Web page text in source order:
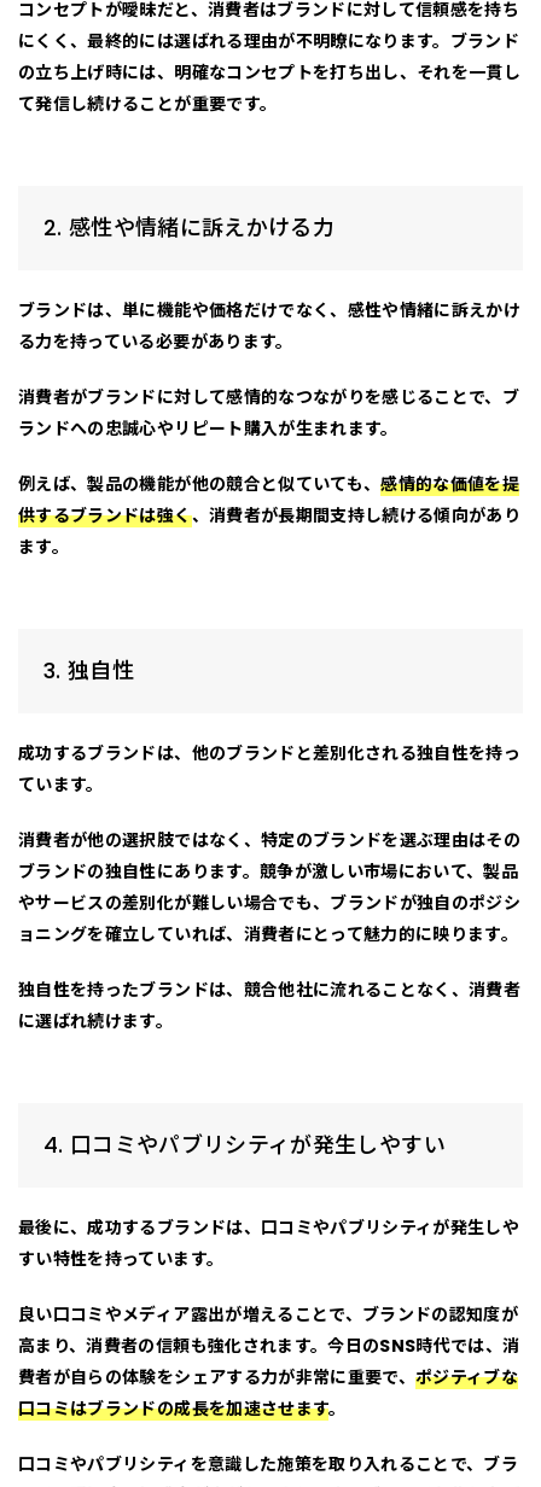
コンセプトが曖昧だと、消費者はブランドに対して信頼感を持ち
にくく、最終的には選ばれる理由が不明瞭になります。ブランド
の立ち上げ時には、 明確なコンセプトを打ち出し、それを一貫し
て発信し続けることが重要です。
2. 感性や情緒に訴えかける力
ブランドは、単に機能や価格だけでなく、 感性や情緒に訴えかけ
る力を持っている必要があります。
消費者がブランドに対して感情的なつながりを感じることで、ブ
ランドへの忠誠心やリピート購入が生まれます。
例えば、製品の機能が他の競合と似ていても、感情的な価値を提
供するブランドは強く、消費者が長期間支持し続ける傾向があり
ます。
3. 独自性
成功するブランドは、 他のブランドと差別化される独自性を持っ
ています。
消費者が他の選択肢ではなく、特定のブランドを選ぶ理由はその
ブランドの独自性にあります。競争が激しい市場において、製品
やサービスの差別化が難しい場合でも、ブランドが独自のポジシ
ョニングを確立していれば、消費者にとって魅力的に映ります。
独自性を持ったブランドは、競合他社に流れることなく、消費者
に選ばれ続けます。
4. 口コミやパブリシティが発生しやすい
最後に、成功するブランドは、 口コミやパブリシティが発生しや
すい特性を持っています。
良い口コミやメディア露出が増えることで、ブランドの認知度が
高まり、消費者の信頼も強化されます。今日のSNS時代では、消
費者が自らの体験をシェアする力が非常に重要で、ポジティブな
口コミはブランドの成長を加速させます。
口コミやパブリシティを意識した施策を取り入れることで、ブラ